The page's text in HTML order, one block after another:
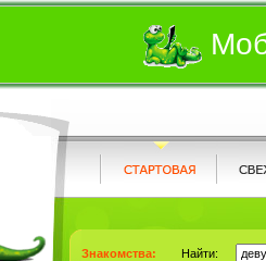
Знакомства: Найти: